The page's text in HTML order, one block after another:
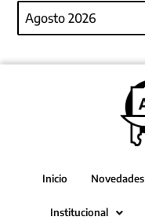
Agosto 2026
Inicio Novedades
Institucional